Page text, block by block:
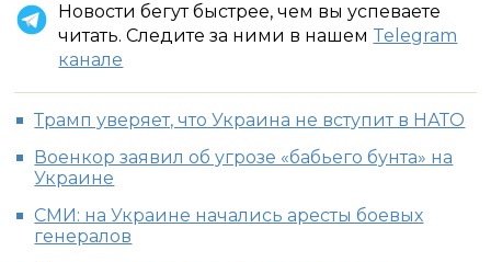
Новости бегут быстрее, чем вы успеваете
читать. Следите за ними в нашем Telegram
канале
Трамп уверяет, что Украина не вступит в НАТО
Военкор заявил об угрозе «бабьего бунта» на
Украине
СМИ: на Украине начались аресты боевых
генералов